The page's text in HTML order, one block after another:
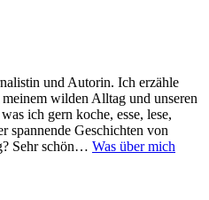
und Autorin. Ich erzähle
wilden Alltag und unseren
ich gern koche, esse, lese,
spannende Geschichten von
Sehr schön… Was über mich